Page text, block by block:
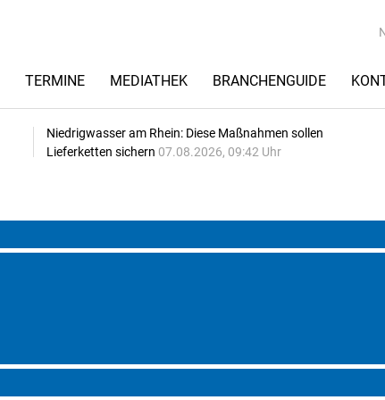
TERMINE MEDIATHEK BRANCHENGUIDE
Niedrigwasser am Rhein: Diese Maßnahmen sollen
Lieferketten sichern 07.08.2026, 09:42 Uhr